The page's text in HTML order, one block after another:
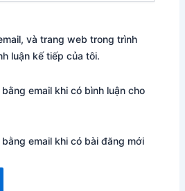
và trang web trong trình
luận kế tiếp của tôi.
email khi có bình luận cho
email khi có bài đăng mới